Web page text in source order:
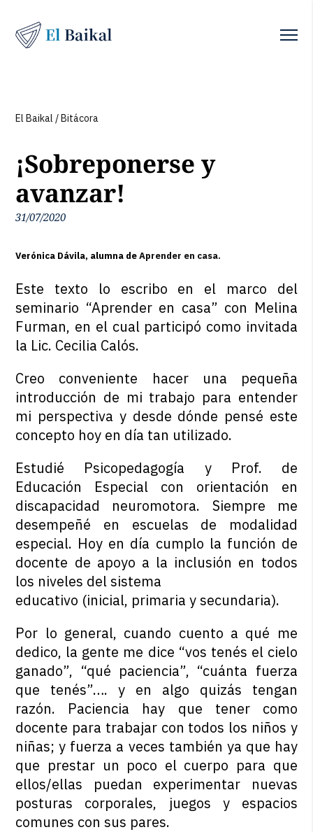
El Baikal /Bitácora
¡Sobreponerse y
avanzar!
31/07/2020
Verónica Dávila, alumna deAprender en casa.
Este texto lo escribo en el marco del
seminario “Aprender en casa” con Melina
Furman, en el cual participó como invitada
la Lic. Cecilia Calós.
Creo conveniente hacer una pequeña
introducción de mi trabajo para entender
mi perspectiva y desde dónde pensé este
concepto hoy en día tan utilizado.
Estudié Psicopedagogía y Prof. de
Educación Especial con orientación en
discapacidad neuromotora. Siempre me
desempeñé en escuelas de modalidad
especial. Hoy en día cumplo la función de
docente de apoyo a la inclusión en todos
los niveles del sistema
educativo (inicial, primaria y secundaria).
Por lo general, cuando cuento a qué me
dedico, la gente me dice “vos tenés el cielo
ganado”, “qué paciencia”, “cuánta fuerza
que tenés”…. y en algo quizás tengan
razón. Paciencia hay que tener como
docente para trabajar con todos los niños y
niñas; y fuerza a veces también ya que hay
que prestar un poco el cuerpo para que
ellos/ellas puedan experimentar nuevas
posturas corporales, juegos y espacios
comunes con sus pares.